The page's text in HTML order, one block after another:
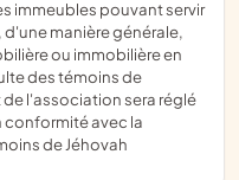
immeubles pouvant servir
manière générale,
ou immobilière en
des témoins de
l'association sera réglé
conformité avec la
de Jéhovah